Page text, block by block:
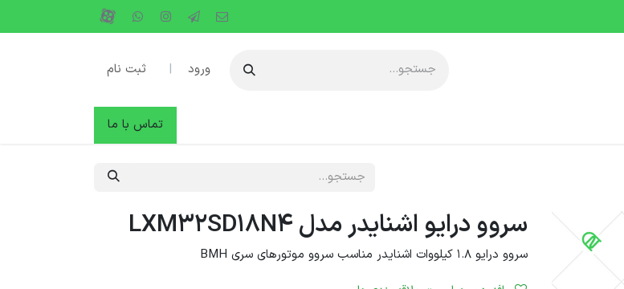
ورود | ثبت نام
تماس با ما
سروو درایو اشنایدر مدل LXM32SD18N4
سروو درایو 1.8 کیلووات اشنایدر مناسب سروو موتورهای سری BMH